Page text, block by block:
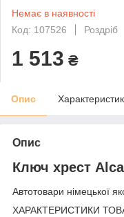
Немає в наявності
Код: 107526
Роздріб
1 513 ₴
Опис
Опис
Ключ хрест
Автотовари німецької
ХАРАКТЕРИСТИКИ